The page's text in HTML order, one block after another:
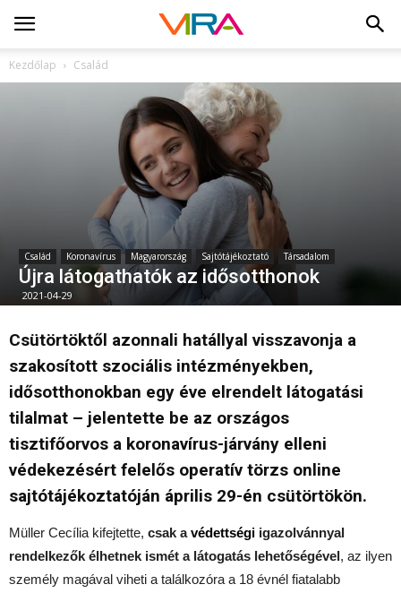
Kezdőlap Család
Család Koronavírus Magyarország Sajtótájékoztató Társadalom
Újra látogathatók az idősotthonok
2021-04-29
Csütörtöktől azonnali hatállyal visszavonja a
szakosított szociális intézményekben,
idősotthonokban egy éve elrendelt látogatási
tilalmat – jelentette be az országos
tisztifőorvos a koronavírus-járvány elleni
védekezésért felelős operatív törzs online
sajtótájékoztatóján április 29-én csütörtökön.
Müller Cecília kifejtette, csak avédettségi igazolvánnyal
rendelkezők élhetnek ismét a látogatás lehetőségével, az ilyen
személy magával viheti a találkozóra a 18 évnél fiatalabb